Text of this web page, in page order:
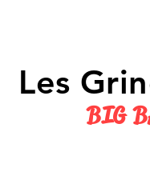
BIG
Les